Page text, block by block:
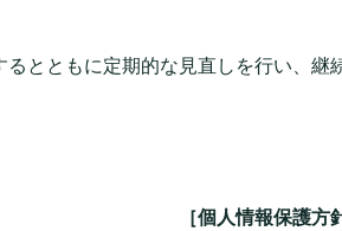
とともに定期的な見直しを行い、継
［個人情報保護方